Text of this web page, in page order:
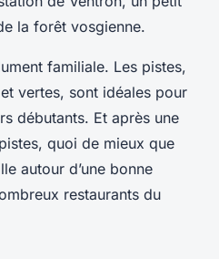
la forêt vosgienne.
familiale. Les pistes,
vertes, sont idéales pour
débutants. Et après une
quoi de mieux que
autour d’une bonne
restaurants du